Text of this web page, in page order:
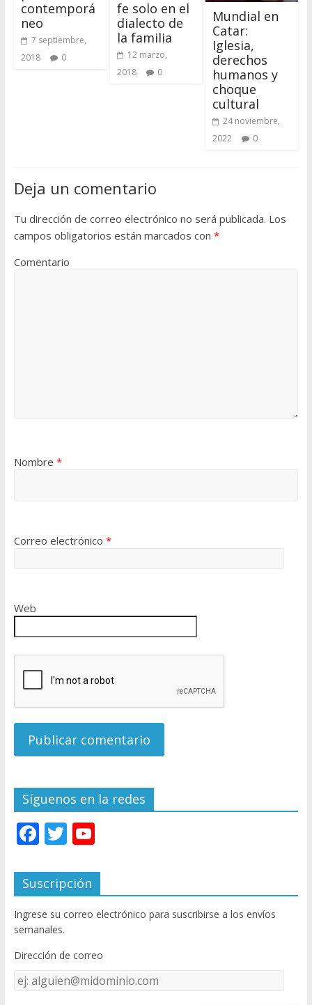
contemporá
neo
7 septiembre,
2018
0
fe solo en el
dialecto de
la familia
12 marzo,
2018
0
Mundial en
Catar:
Iglesia,
derechos
humanos y
choque
cultural
24 noviembre,
2022
0
Deja un comentario
Tu dirección de correo electrónico no será publicada. Los
campos obligatorios están marcados con *
Comentario
Nombre *
Correo electrónico *
Web
Síguenos en la redes
F
e
b
o
o
k
T
itt
er
Y
u
T
u
e
C
Suscripción
Ingrese su correo electrónico para suscribirse a los envíos
semanales.
Dirección de correo
Dirección
de